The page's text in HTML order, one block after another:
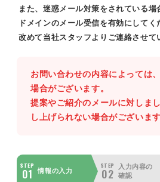
また、迷惑メール対策をされている場
ドメインのメール受信を有効にしてく
改めて当社スタッフよりご連絡させて
お問い合わせの内容によっては
場合がございます。
提案やご紹介のメールに対しま
し上げられない場合がございます
STEP
01 情報の入力
STEP
02
入力内容の
確認